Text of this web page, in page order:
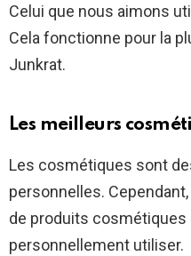
Celui que nous aimons
Cela fonctionne pour la
Junkrat.
Les meilleurs
Les cosmétiques sont
personnelles.
de produits cosmétiques
personnellement utiliser.